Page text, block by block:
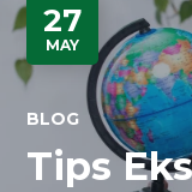
27
MAY
BLOG
Tips